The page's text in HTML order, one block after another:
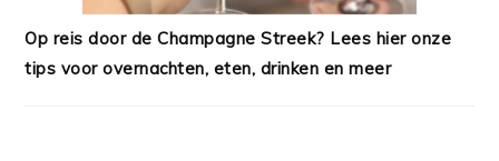
Op reis door de Champagne Streek? Lees hier onze
tips voor overnachten, eten, drinken en meer